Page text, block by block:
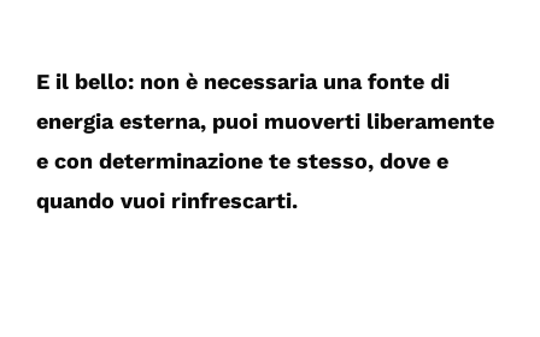
E il bello: non è necessaria una fonte di
energia esterna, puoi muoverti liberamente
e con determinazione te stesso, dove e
quando vuoi rinfrescarti.